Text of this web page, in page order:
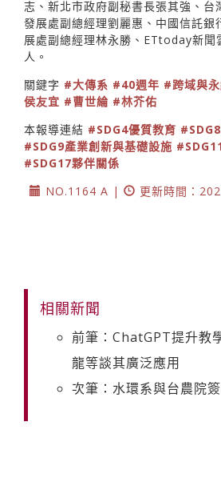
志、新北市政府副秘書長張其強、台
發展處副總經理劉麗惠、中國信託銀
展處副總經理林永勝、ETtoday新聞
人。
關鍵字 #大傳系 #40週年 #跨域與
侯友宜 #曹世綸 #林芥佑
本報導連結 #SDG4優質教育
#SDG9產業創新與基礎設施
#SDG17夥伴關係
NO.1164 A |
更新時間：
相關新聞
前筆：ChatGPT提升教
龍等談其廣泛應用
次筆：水環系與台農院